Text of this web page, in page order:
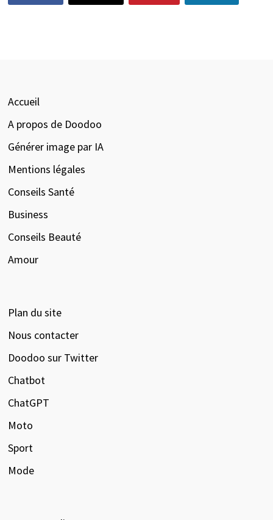
Accueil
A propos de Doodoo
Générer image par IA
Mentions légales
Conseils Santé
Business
Conseils Beauté
Amour
Plan du site
Nous contacter
Doodoo sur Twitter
Chatbot
ChatGPT
Moto
Sport
Mode